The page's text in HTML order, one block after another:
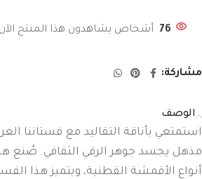
76 أشخاص يشاهدون هذا المنتج
مشاركة:
الوصف
استمتعي بأناقة التقاليد مع فستاننا
مذهل يجسد جوهر الرقي الثقافي. صُنع
أنواع الأقمشة القطنية، ويتميز هذا